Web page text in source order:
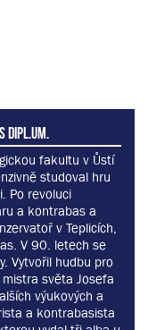
dipl.um.
fakultu v Ůstí
studoval hru
Po revoluci
a kontrabas a
v Teplicích,
V 90. letech se
Vytvořil hudbu pro
světa Josefa
výukových a
a kontrabasista